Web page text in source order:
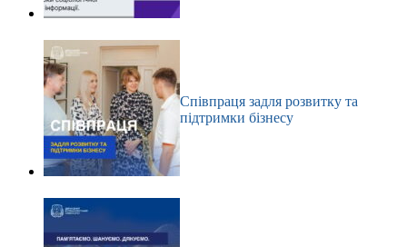
Співпраця задля розвитку та
підтримки бізнесу